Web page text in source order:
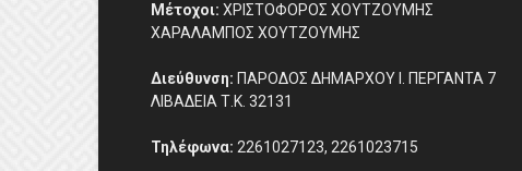
Μέτοχοι: ΧΡΙΣΤΟΦΟΡΟΣ ΧΟΥΤΖΟΥΜΗΣ
ΧΑΡΑΛΑΜΠΟΣ ΧΟΥΤΖΟΥΜΗΣ
Διεύθυνση: ΠΑΡΟΔΟΣ ΔΗΜΑΡΧΟΥ Ι. ΠΕΡΓΑΝΤΑ 7
ΛΙΒΑΔΕΙΑ Τ.Κ. 32131
Τηλέφωνα: 2261027123, 2261023715